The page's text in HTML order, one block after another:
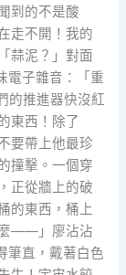
到的不是酸
走不開！我的
蒜泥？」對面
電子雜音：「重
的推進器快沒紅
東西！除了
要帶上他最珍
撞擊。一個穿
正從牆上的破
的東西，桶上
麼——」廖沾沾
筆直，戴著白色